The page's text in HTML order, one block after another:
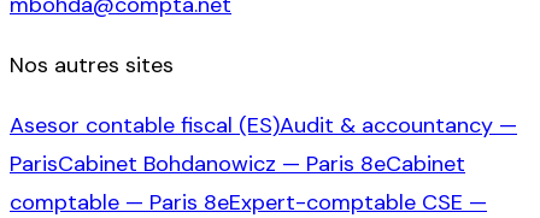
Nos autres sites
Asesor contable fiscal (ES)Audit & accountancy —
ParisCabinet Bohdanowicz — Paris 8eCabinet
comptable — Paris 8eExpert-comptable CSE —